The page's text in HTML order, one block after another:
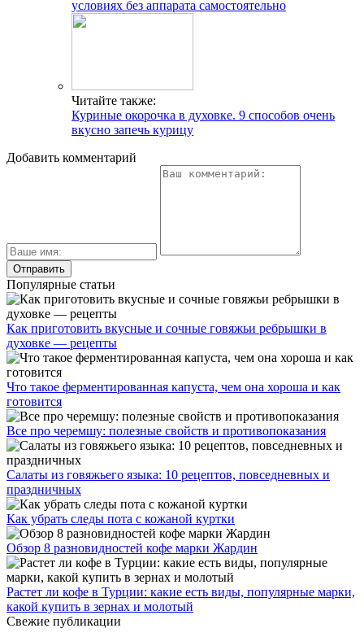
условиях без аппарата самостоятельно
Читайте также:
Куриные окорочка в духовке. 9 способов очень
вкусно запечь курицу
Добавить комментарий
Популярные статьи
Как приготовить вкусные и сочные говяжьи ребрышки в
духовке — рецепты
Что такое ферментированная капуста, чем она хороша и как
готовится
Все про черемшу: полезные свойств и противопоказания
Салаты из говяжьего языка: 10 рецептов, повседневных и
праздничных
Как убрать следы пота с кожаной куртки
Обзор 8 разновидностей кофе марки Жардин
Растет ли кофе в Турции: какие есть виды, популярные марки,
какой купить в зернах и молотый
Свежие публикации